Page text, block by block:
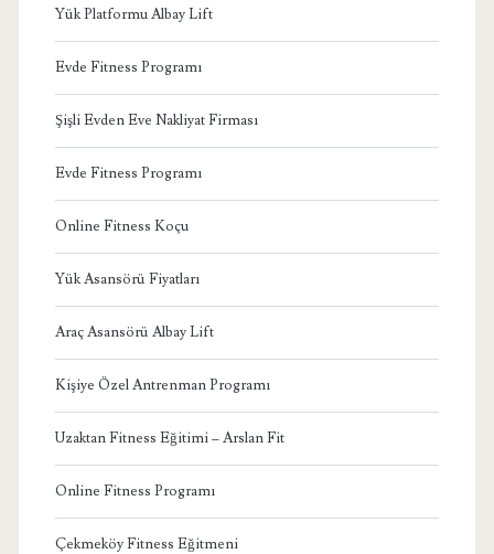
Yük Platformu Albay Lift
Evde Fitness Programı
Şişli Evden Eve Nakliyat Firması
Evde Fitness Programı
Online Fitness Koçu
Yük Asansörü Fiyatları
Araç Asansörü Albay Lift
Kişiye Özel Antrenman Programı
Uzaktan Fitness Eğitimi – Arslan Fit
Online Fitness Programı
Çekmeköy Fitness Eğitmeni